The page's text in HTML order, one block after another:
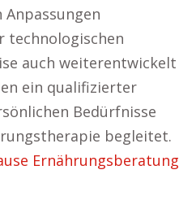
technologischen
auch weiterentwickelt
ein qualifizierter
Bedürfnisse
begleitet.
Ernährungsberatung